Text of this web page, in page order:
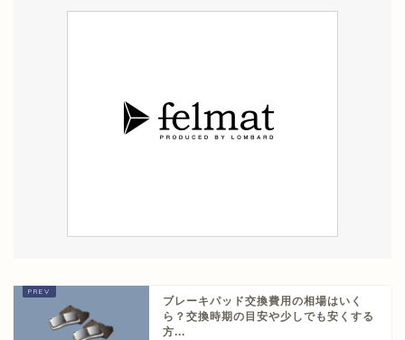
ブレーキパッド交換費用の相場はいく
ら？交換時期の目安や少しでも安くする
方...